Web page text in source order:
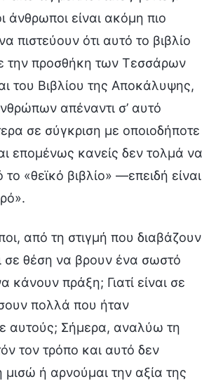
άνθρωποι είναι ακόμη πιο
πιστεύουν ότι αυτό το βιβλίο
την προσθήκη των Τεσσάρων
του Βιβλίου της Αποκάλυψης,
απέναντι σ’ αυτό
σε σύγκριση με οποιοδήποτε
επομένως κανείς δεν τολμά να
«θεϊκό βιβλίο» —επειδή είναι
από τη στιγμή που διαβάζουν
σε θέση να βρουν ένα σωστό
κάνουν πράξη; Γιατί είναι σε
πολλά που ήταν
αυτούς; Σήμερα, αναλύω τη
τον τρόπο και αυτό δεν
μισώ ή αρνούμαι την αξία της